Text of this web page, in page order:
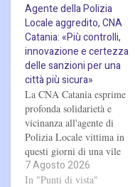
Agente della Polizia
Locale aggredito, CNA
Catania: «Più controlli,
innovazione e certezza
delle sanzioni per una
città più sicura»
La CNA Catania esprime
profonda solidarietà e
vicinanza all'agente di
Polizia Locale vittima in
questi giorni di una vile
aggressione in viale
Kennedy mentre svolgeva il
7 Agosto 2026
In "Punti di vista"